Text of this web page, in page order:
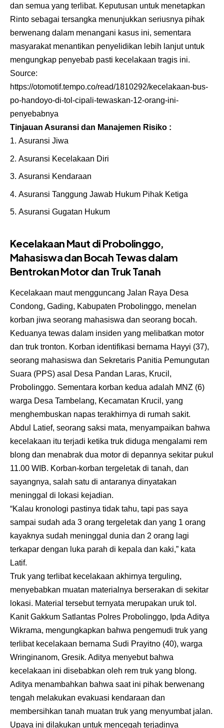
dan semua yang terlibat. Keputusan untuk menetapkan
Rinto sebagai tersangka menunjukkan seriusnya pihak
berwenang dalam menangani kasus ini, sementara
masyarakat menantikan penyelidikan lebih lanjut untuk
mengungkap penyebab pasti kecelakaan tragis ini.
Source:
https://otomotif.tempo.co/read/1810292/kecelakaan-bus-
po-handoyo-di-tol-cipali-tewaskan-12-orang-ini-
penyebabnya
Tinjauan Asuransi dan Manajemen Risiko :
Asuransi Jiwa
Asuransi Kecelakaan Diri
Asuransi Kendaraan
Asuransi Tanggung Jawab Hukum Pihak Ketiga
Asuransi Gugatan Hukum
Kecelakaan Maut di Probolinggo,
Mahasiswa dan Bocah Tewas dalam
Bentrokan Motor dan Truk Tanah
Kecelakaan maut mengguncang Jalan Raya Desa
Condong, Gading, Kabupaten Probolinggo, menelan
korban jiwa seorang mahasiswa dan seorang bocah.
Keduanya tewas dalam insiden yang melibatkan motor
dan truk tronton. Korban identifikasi bernama Hayyi (37),
seorang mahasiswa dan Sekretaris Panitia Pemungutan
Suara (PPS) asal Desa Pandan Laras, Krucil,
Probolinggo. Sementara korban kedua adalah MNZ (6)
warga Desa Tambelang, Kecamatan Krucil, yang
menghembuskan napas terakhirnya di rumah sakit.
Abdul Latief, seorang saksi mata, menyampaikan bahwa
kecelakaan itu terjadi ketika truk diduga mengalami rem
blong dan menabrak dua motor di depannya sekitar pukul
11.00 WIB. Korban-korban tergeletak di tanah, dan
sayangnya, salah satu di antaranya dinyatakan
meninggal di lokasi kejadian.
“Kalau kronologi pastinya tidak tahu, tapi pas saya
sampai sudah ada 3 orang tergeletak dan yang 1 orang
kayaknya sudah meninggal dunia dan 2 orang lagi
terkapar dengan luka parah di kepala dan kaki,” kata
Latif.
Truk yang terlibat kecelakaan akhirnya terguling,
menyebabkan muatan materialnya berserakan di sekitar
lokasi. Material tersebut ternyata merupakan uruk tol.
Kanit Gakkum Satlantas Polres Probolinggo, Ipda Aditya
Wikrama, mengungkapkan bahwa pengemudi truk yang
terlibat kecelakaan bernama Sudi Prayitno (40), warga
Wringinanom, Gresik. Aditya menyebut bahwa
kecelakaan ini disebabkan oleh rem truk yang blong.
Aditya menambahkan bahwa saat ini pihak berwenang
tengah melakukan evakuasi kendaraan dan
membersihkan tanah muatan truk yang menyumbat jalan.
Upaya ini dilakukan untuk mencegah terjadinya